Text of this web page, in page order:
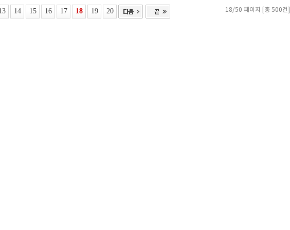
14 15 16 17 18 19 20 18/50 페이지 [총 500건]